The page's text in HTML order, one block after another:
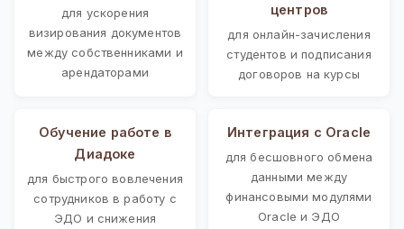
для ускорения
визирования документов
между собственниками и
арендаторами
центров
для онлайн-зачисления
студентов и подписания
договоров на курсы
Обучение работе в
Диадоке
для быстрого вовлечения
сотрудников в работу с
ЭДО и снижения
Интеграция с Oracle
для бесшовного обмена
данными между
финансовыми модулями
Oracle и ЭДО